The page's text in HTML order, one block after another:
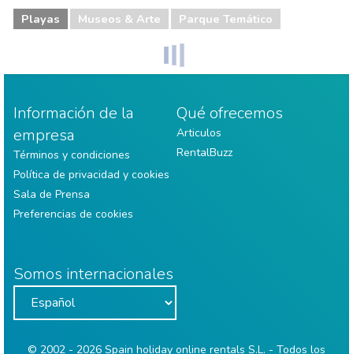
Playas Museos & Arte Parque Temático
Información de la
empresa
Términos y condiciones
Política de privacidad y cookies
Sala de Prensa
Preferencias de cookies
Qué ofrecemos
Articulos
RentalBuzz
Somos internacionales
© 2002 - 2026 Spain holiday online rentals S.L. - Todos los